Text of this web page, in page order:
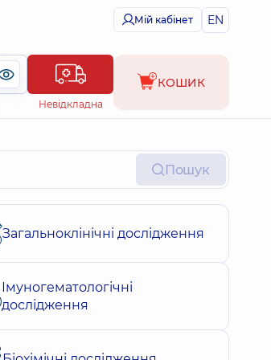
Мій кабінет EN
Невідкладна
КОШИК
Пошук
Загальноклінічні дослідження
Імуногематологічні
дослідження